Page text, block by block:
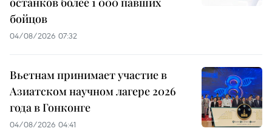
бойцов
04/08/2026 07:32
Вьетнам принимает участие в
Азиатском научном лагере 2026
года в Гонконге
04/08/2026 04:41